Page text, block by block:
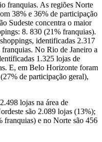
franquias. As regiões Norte
38% e 36% de participação
Sudeste concentra o maior
8. 830 (21% franquias).
identificadas 2.317
No Rio de Janeiro a
1.325 lojas de
E, em Belo Horizonte foram
de participação geral),
lojas na área de
são 2.089 lojas (13%);
franquias) e no Norte são 456